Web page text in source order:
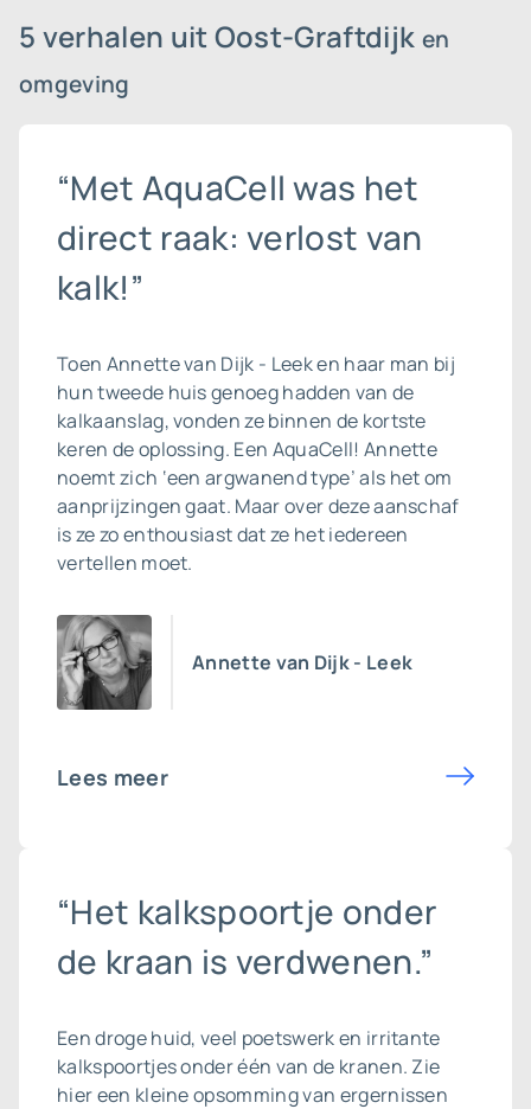
5 verhalen uit Oost-Graftdijk en
omgeving
“Met AquaCell was het
direct raak: verlost van
kalk!”
Toen Annette van Dijk - Leek en haar man bij
hun tweede huis genoeg hadden van de
kalkaanslag, vonden ze binnen de kortste
keren de oplossing. Een AquaCell! Annette
noemt zich ‘een argwanend type’ als het om
aanprijzingen gaat. Maar over deze aanschaf
is ze zo enthousiast dat ze het iedereen
vertellen moet.
Annette van Dijk - Leek
Lees meer
“Het kalkspoortje onder
de kraan is verdwenen.”
Een droge huid, veel poetswerk en irritante
kalkspoortjes onder één van de kranen. Zie
hier een kleine opsomming van ergernissen